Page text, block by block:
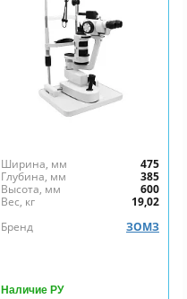
Ширина, мм
475
Глубина, мм
385
Высота, мм
600
Вес, кг
19,02
Бренд
ЗОМЗ
Наличие РУ